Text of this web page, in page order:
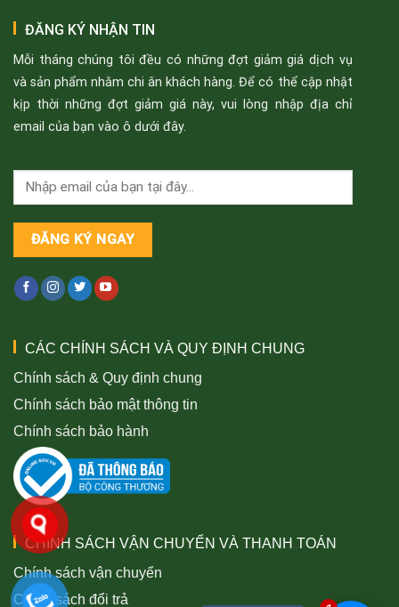
ĐĂNG KÝ NHẬN TIN
Mỗi tháng chúng tôi đều có những đợt giảm giá dịch vụ
và sản phẩm nhằm chi ân khách hàng. Để có thể cập nhật
kịp thời những đợt giảm giá này, vui lòng nhập địa chỉ
email của bạn vào ô dưới đây.
CÁC CHÍNH SÁCH VÀ QUY ĐỊNH CHUNG
Chính sách & Quy định chung
Chính sách bảo mật thông tin
Chính sách bảo hành
CHÍNH SÁCH VẬN CHUYỂN VÀ THANH TOÁN
Chính sách vận chuyển
Chính sách đổi trả